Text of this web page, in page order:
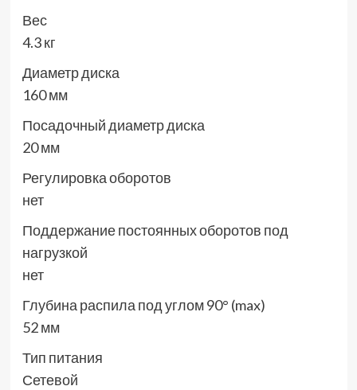
Вес
4.3 кг
Диаметр диска
160 мм
Посадочный диаметр диска
20 мм
Регулировка оборотов
нет
Поддержание постоянных оборотов под
нагрузкой
нет
Глубина распила под углом 90° (max)
52 мм
Тип питания
Сетевой